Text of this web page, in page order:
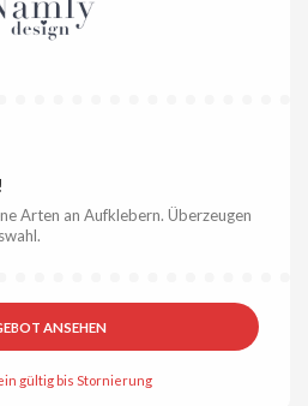
Arten an Aufklebern. Überzeugen
ANSEHEN
gültig bis Stornierung